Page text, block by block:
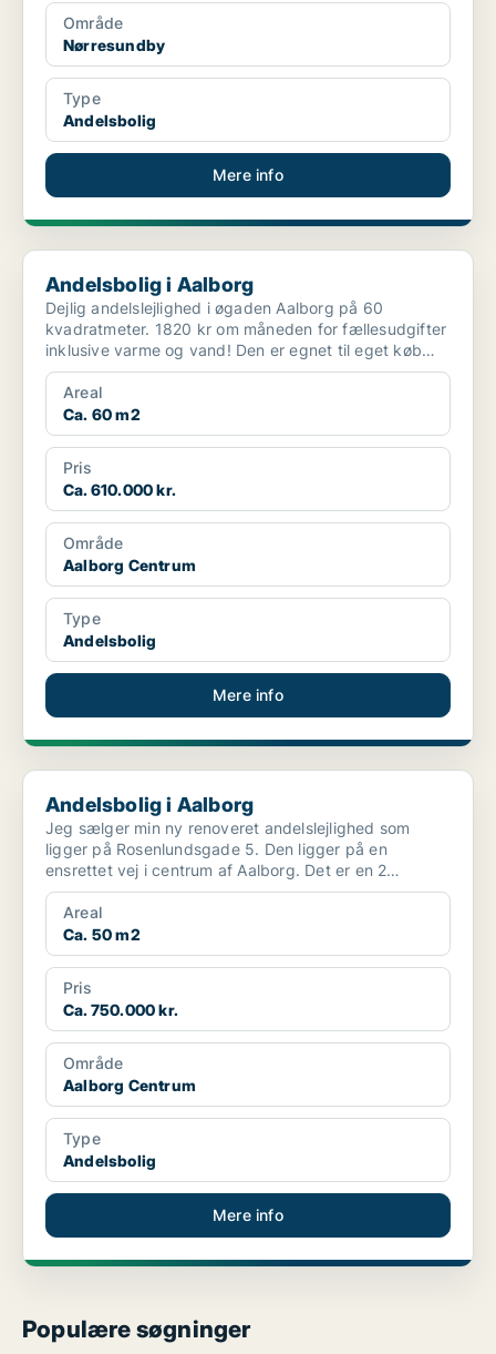
Område
Nørresundby
Type
Andelsbolig
Mere info
Andelsbolig i Aalborg
Andelsbolig i Aalborg
Dejlig andelslejlighed i øgaden Aalborg på 60
kvadratmeter. 1820 kr om måneden for fællesudgifter
inklusive varme og vand! Den er egnet til eget køb
eller fo...
Areal
Ca. 60 m2
Pris
Ca. 610.000 kr.
Område
Aalborg Centrum
Type
Andelsbolig
Mere info
Andelsbolig i Aalborg
Andelsbolig i Aalborg
Jeg sælger min ny renoveret andelslejlighed som
ligger på Rosenlundsgade 5. Den ligger på en
ensrettet vej i centrum af Aalborg. Det er en 2
værelses lejligh...
Areal
Ca. 50 m2
Pris
Ca. 750.000 kr.
Område
Aalborg Centrum
Type
Andelsbolig
Mere info
Populære søgninger